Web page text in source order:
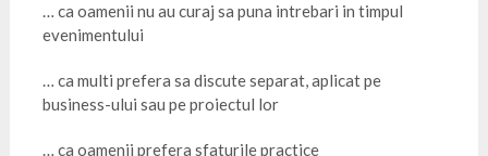
… ca oamenii nu au curaj sa puna intrebari in timpul
evenimentului
… ca multi prefera sa discute separat, aplicat pe
business-ului sau pe proiectul lor
… ca oamenii prefera sfaturile practice